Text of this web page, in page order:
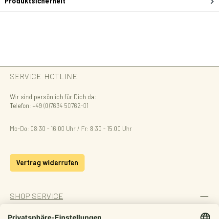
SERVICE-HOTLINE
Wir sind persönlich für Dich da:
Telefon: +49 (0)7634 50762-01
Mo-Do: 08:30 - 16:00 Uhr / Fr: 8:30 - 15.00 Uhr
Vertrag widerrufen
SHOP SERVICE
INFORMATION